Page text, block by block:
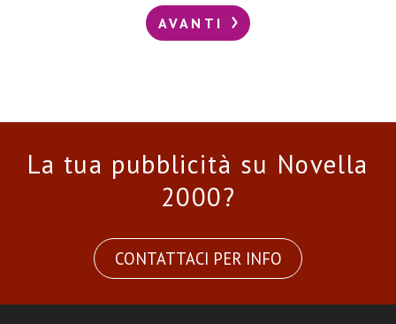
AVANTI
La tua pubblicità su Novella
2000?
CONTATTACI PER INFO